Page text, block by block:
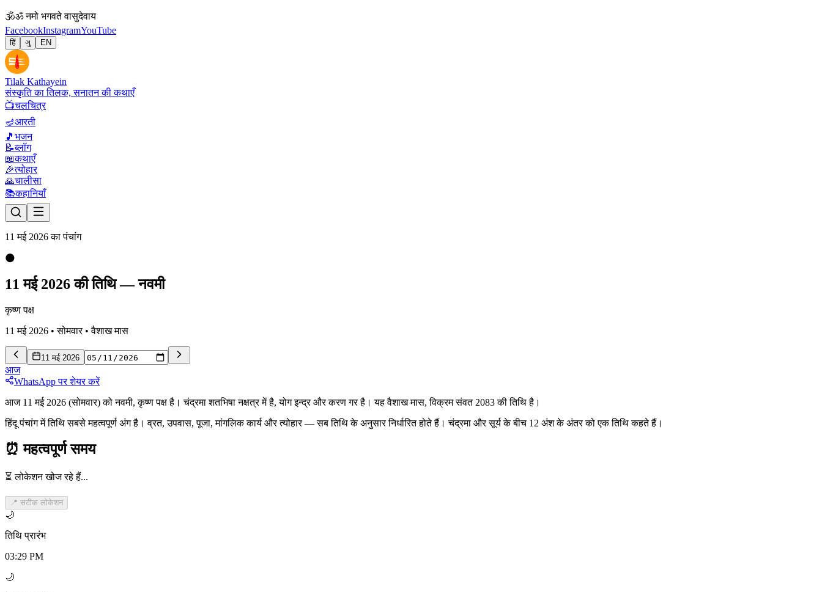
🕉ॐ नमो भगवते वासुदेवाय
FacebookInstagramYouTube
हिं ગુ EN
Tilak Kathayein
संस्कृति का तिलक, सनातन की कथाएँ
📺चलचित्र
🪔आरती
🎵 भजन
📝ब्लॉग
📖कथाएँ
🎉त्योहार
🙏चालीसा
📚कहानियाँ
11 मई 2026 का पंचांग
🌑
11 मई 2026 की तिथि—नवमी
कृष्ण पक्ष
11 मई 2026 •सोमवार•वैशाख मास
11 मई 2026
आज
WhatsApp पर शेयर करें
आज 11 मई 2026 (सोमवार) को नवमी, कृष्ण पक्ष है। चंद्रमा शतभिषा नक्षत्र में है, योग इन्द्र और करण गर है। यह वैशाख मास, विक्रम संवत 2083 की तिथि है।
हिंदू पंचांग में तिथि सबसे महत्वपूर्ण अंग है। व्रत, उपवास, पूजा, मांगलिक कार्य और त्योहार — सब तिथि के अनुसार निर्धारित होते हैं। चंद्रमा और सूर्य के बीच 12 अंश के अंतर को एक तिथि कहते हैं।
⏰महत्वपूर्ण समय
⏳ लोकेशन खोज रहे हैं...
📍 सटीक लोकेशन
🌙
तिथि प्रारंभ
03:29 PM
🌙